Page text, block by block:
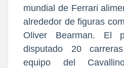
mundial de Ferrari
alrededor de figuras
Oliver Bearman. El
disputado 20
equipo del